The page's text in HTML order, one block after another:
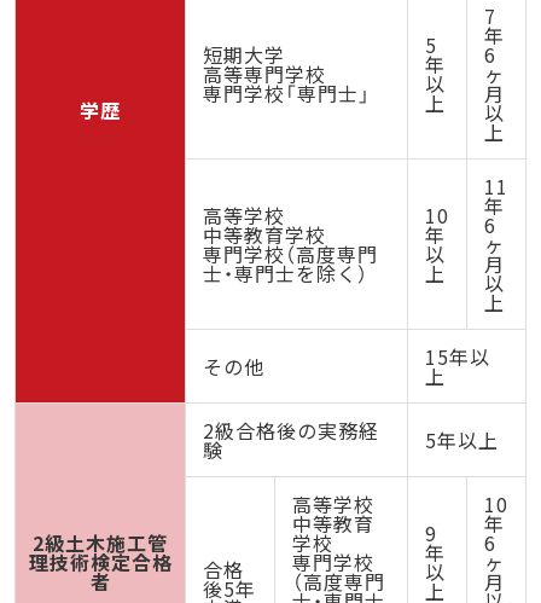
学歴
短期大学
高等専門学校
専門学校「専門士」
5
年
以
上
7
年
6
ヶ
月
以
上
高等学校
中等教育学校
専門学校（高度専門
士・専門士を除く）
10
年
以
上
11
年
6
ヶ
月
以
上
その他 15年以
上
2級土木施工管
理技術検定合格
者
2級合格後の実務経
験 5年以上
合格
後5年
高等学校
中等教育
学校
専門学校
（高度専門
9
年
以
上
10
年
6
ヶ
月